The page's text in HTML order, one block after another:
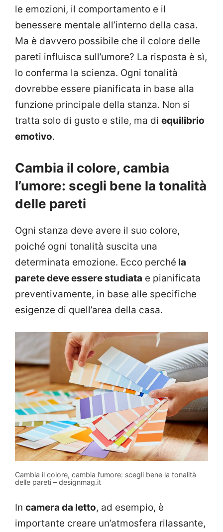
le emozioni, il comportamento e il
benessere mentale all’interno della casa.
Ma è davvero possibile che il colore delle
pareti influisca sull’umore? La risposta è sì,
lo conferma la scienza. Ogni tonalità
dovrebbe essere pianificata in base alla
funzione principale della stanza. Non si
tratta solo di gusto e stile, ma di equilibrio
emotivo.
Cambia il colore, cambia
l’umore: scegli bene la tonalità
delle pareti
Ogni stanza deve avere il suo colore,
poiché ogni tonalità suscita una
determinata emozione. Ecco perché la
parete deve essere studiata e pianificata
preventivamente, in base alle specifiche
esigenze di quell’area della casa.
Cambia il colore, cambia l’umore: scegli bene la tonalità
delle pareti – designmag.it
In camera da letto, ad esempio, è
importante creare un’atmosfera rilassante,